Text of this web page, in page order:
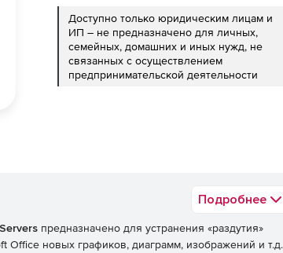
Доступно только юридическим лицам и
ИП – не предназначено для личных,
семейных, домашних и иных нужд, не
связанных с осуществлением
предпринимательской деятельности
Подробнее
предназначено для устранения «раздутия»
новых графиков, диаграмм, изображений и т.д.